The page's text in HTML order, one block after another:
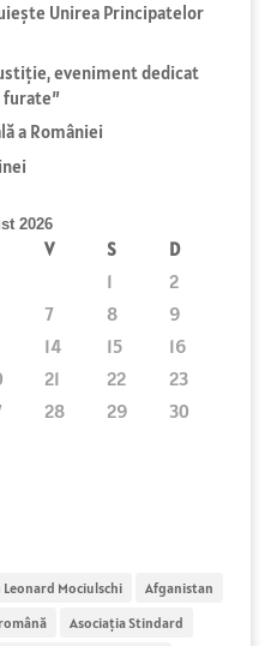
Unirea Principatelor
eveniment dedicat
furate”
a României
2026
V S
D
1
2
7 8
9
14 15
16
21 22
23
28 29
30
Mociulschi
Afganistan
Asociația Stindard